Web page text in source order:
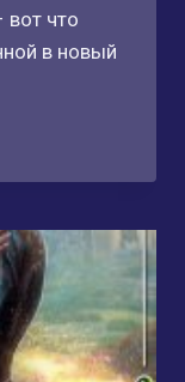
вот что
в новый